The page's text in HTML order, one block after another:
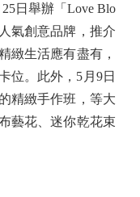
日舉辦「Love Blo
氣創意品牌，推介
緻生活應有盡有，
位。此外，5月9日
精緻手作班，等大
藝花、迷你乾花束